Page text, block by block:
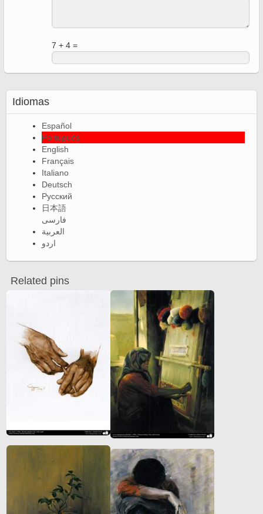
7 + 4 =
Idiomas
Español
Português
English
Français
Italiano
Deutsch
Русский
日本語
فارسی
العربية
اردو
Related pins